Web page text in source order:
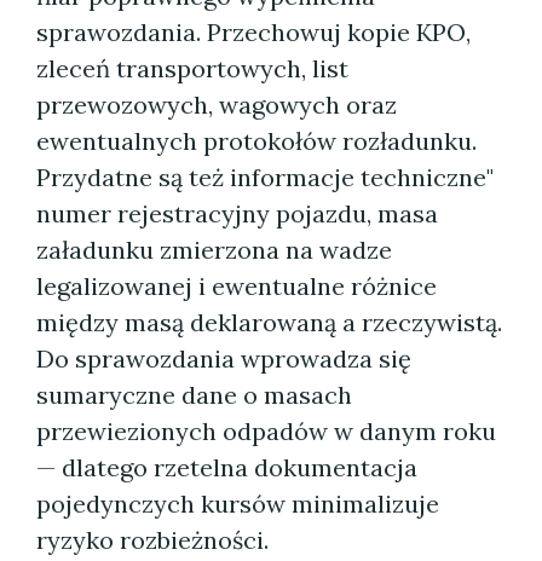
sprawozdania. Przechowuj kopie KPO,
zleceń transportowych, list
przewozowych, wagowych oraz
ewentualnych protokołów rozładunku.
Przydatne są też informacje techniczne"
numer rejestracyjny pojazdu, masa
załadunku zmierzona na wadze
legalizowanej i ewentualne różnice
między masą deklarowaną a rzeczywistą.
Do sprawozdania wprowadza się
sumaryczne dane o masach
przewiezionych odpadów w danym roku
— dlatego rzetelna dokumentacja
pojedynczych kursów minimalizuje
ryzyko rozbieżności.